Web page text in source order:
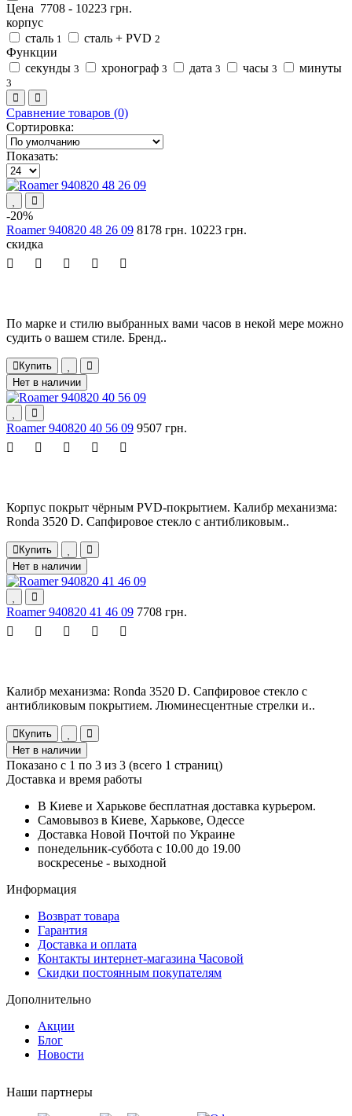
Цена 7708 - 10223 грн.
корпус
сталь 1 сталь + PVD 2
Функции
секунды 3 хронограф 3 дата 3 часы 3 минуты
3
Сравнение товаров (0)
Сортировка:
Показать:
-20%
Roamer 940820 48 26 09 8178 грн. 10223 грн.
скидка
По марке и стилю выбранных вами часов в некой мере можно
судить о вашем стиле. Бренд..
Купить
Нет в наличии
Roamer 940820 40 56 09 9507 грн.
Корпус покрыт чёрным PVD-покрытием. Калибр механизма:
Ronda 3520 D. Сапфировое стекло с антибликовым..
Купить
Нет в наличии
Roamer 940820 41 46 09 7708 грн.
Калибр механизма: Ronda 3520 D. Сапфировое стекло с
антибликовым покрытием. Люминесцентные стрелки и..
Купить
Нет в наличии
Показано с 1 по 3 из 3 (всего 1 страниц)
Доставка и время работы
В Киеве и Харькове бесплатная доставка курьером.
Самовывоз в Киеве, Харькове, Одессе
Доставка Новой Почтой по Украине
понедельник-суббота с 10.00 до 19.00
воскресенье - выходной
Информация
Возврат товара
Гарантия
Доставка и оплата
Контакты интернет-магазина Часовой
Скидки постоянным покупателям
Дополнительно
Акции
Блог
Новости
Наши партнеры